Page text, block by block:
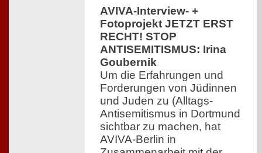
AVIVA-Interview- +
Fotoprojekt JETZT ERST
RECHT! STOP
ANTISEMITISMUS: Irina
Goubernik
Um die Erfahrungen und
Forderungen von Jüdinnen
und Juden zu (Alltags-
Antisemitismus in Dortmund
sichtbar zu machen, hat
AVIVA-Berlin in